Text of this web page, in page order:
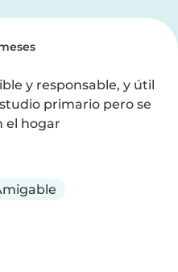
y responsable, y útil
primario pero se
el hogar